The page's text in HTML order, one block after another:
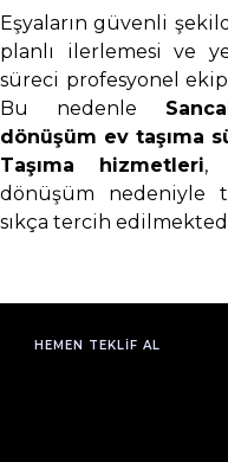
Eşyaların güvenli
planlı ilerlemesi ve
süreci profesyonel
Bu nedenle
dönüşüm ev taşıma
Taşıma hizmetleri,
dönüşüm nedeniyle
sıkça tercih
HEMEN TEKLIF AL